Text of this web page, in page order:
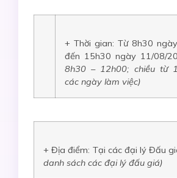
+ Thời gian: Từ 8h30
đến 15h30 ngày 11/08/
8h30 – 12h00; chiều từ
các ngày làm việc)
+ Địa điểm: Tại các đại lý Đấu
danh sách các đại lý đấu giá)